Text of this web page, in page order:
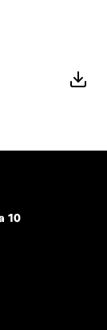
10